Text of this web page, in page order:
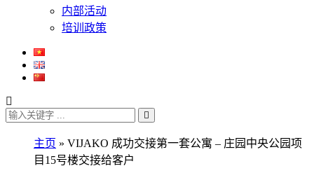
内部活动
培训政策
主页 » VIJAKO 成功交接第一套公寓 – 庄园中央公园项
目15号楼交接给客户